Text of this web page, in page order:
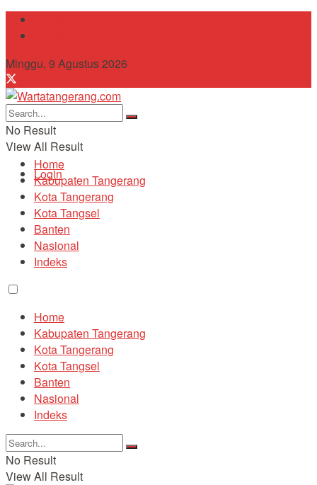
Minggu, 9 Agustus 2026
No Result
View All Result
Login
Home
Kabupaten Tangerang
Kota Tangerang
Kota Tangsel
Banten
Nasional
Indeks
Home
Kabupaten Tangerang
Kota Tangerang
Kota Tangsel
Banten
Nasional
Indeks
No Result
View All Result